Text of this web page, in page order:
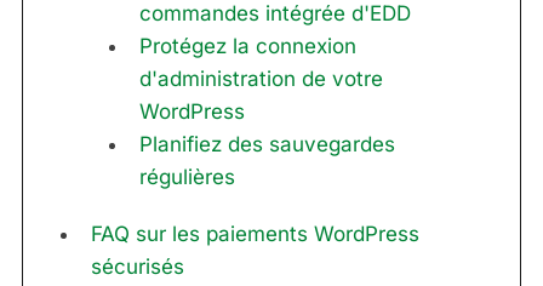
commandes intégrée d'EDD
Protégez la connexion
d'administration de votre
WordPress
Planifiez des sauvegardes
régulières
FAQ sur les paiements WordPress
sécurisés